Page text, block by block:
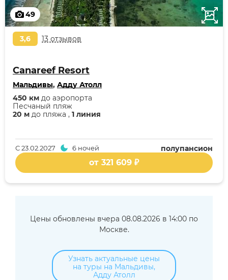
49
3,6 13 отзывов
Canareef Resort
Мальдивы, Адду Атолл
20 м до пляжа , 1 линия
Песчаный пляж
450 км до аэропорта
полупансион
С23.02.2027 6 ночей
от 321 609 ₽
Цены обновлены вчера 08.08.2026 в 14:00 по
Москве.
Узнать актуальные цены
на туры на Мальдивы,
Адду Атолл